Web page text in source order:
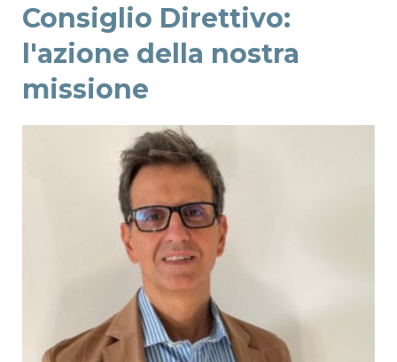
Consiglio Direttivo:
l'azione della nostra
missione